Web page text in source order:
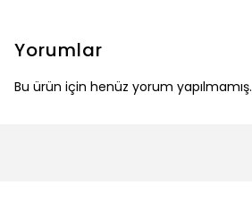
Yorumlar
Bu ürün için henüz yorum yapılmamış.